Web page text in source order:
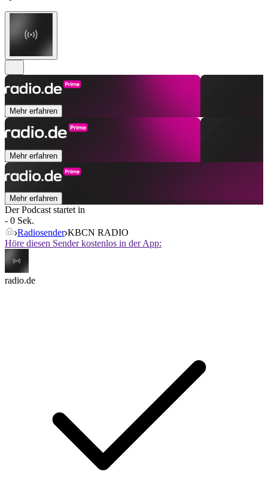
Mehr erfahren
Mehr erfahren
Mehr erfahren
Der Podcast startet in
- 0 Sek.
Radiosender KBCN RADIO
Höre diesen Sender kostenlos in der App:
radio.de